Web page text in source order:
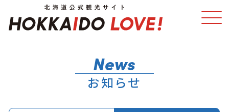
スポット・体験
お知らせ